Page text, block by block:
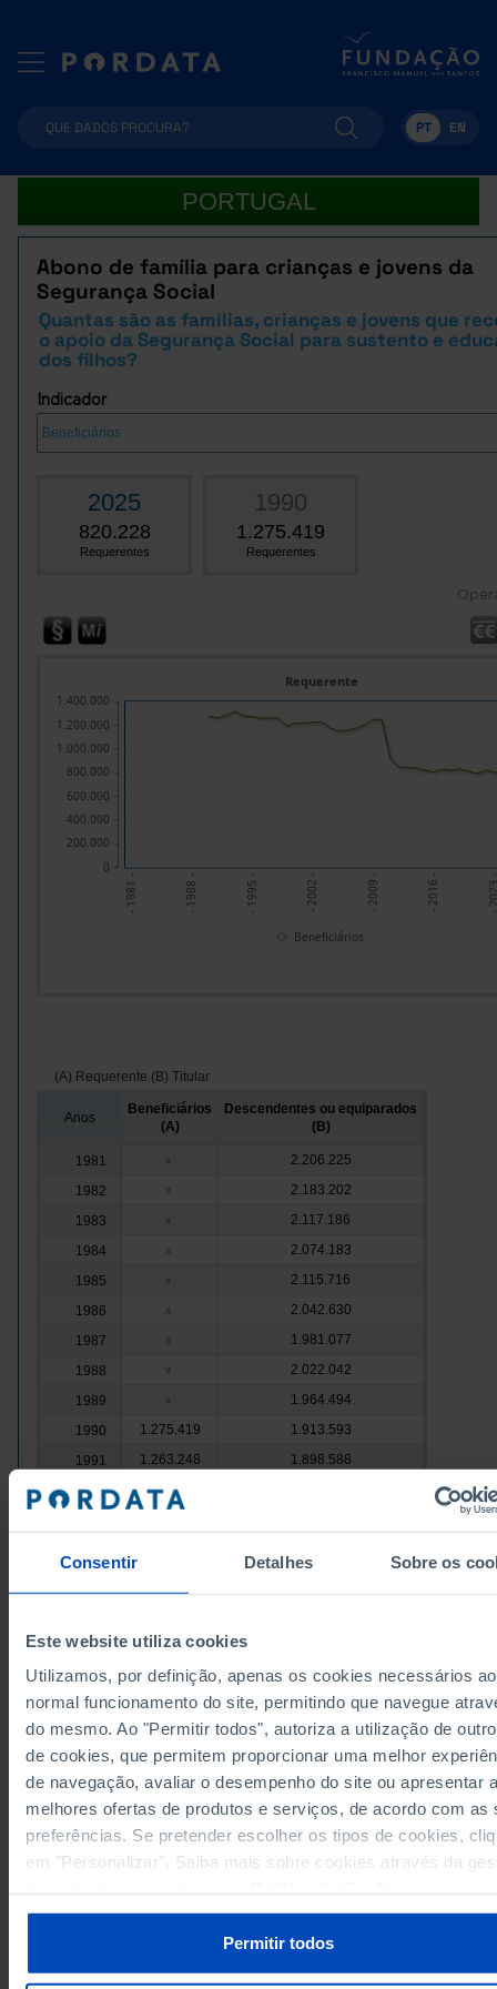
Consentir Detalhes Sobre os
Este website utiliza cookies
Utilizamos, por definição, apenas os cookies necessários ao
normal funcionamento do site, permitindo que navegue
do mesmo. Ao "Permitir todos", autoriza a utilização de
de cookies, que permitem proporcionar uma melhor
de navegação, avaliar o desempenho do site ou apresentar
melhores ofertas de produtos e serviços, de acordo com as
preferências. Se pretender escolher os tipos de cookies,
em "Personalizar". Saiba mais sobre cookies através da
Permitir todos
PT EN
PORTUGAL
Abono de família para crianças e jovens da
Segurança Social
Quantas são as famílias, crianças e jovens que
o apoio da Segurança Social para sustento e
dos filhos?
Indicador
2025
820.228
Requerentes
1990
1.275.419
Requerentes
- 1981 - - 1988 - - 1995 - - 2002 - - 2009 - - 2016 - -
Requerente
0
200.000
400.000
600.000
800.000
1.000.000
1.200.000
1.400.000
Beneficiários
(A) Requerente (B) Titular
Anos
Beneficiários
(A)
Descendentes ou equiparados
(B)
1981 x
2.206.225
1982
x
2.183.202
1983
x
2.117.186
1984
x
2.074.183
1985
x
2.115.716
1986
x
2.042.630
1987
x
1.981.077
1988
x
2.022.042
1989
x
1.964.494
1990
1.275.419
1.913.593
1991
1.263.248
1.898.588
1992
1.286.088
1997
1.261.076
1998
1.261.327
1.709.022
1999
1.195.116
1.814.267
2000
1.218.339
1.838.091
2001
1.219.131
1.831.356
2002
1.225.942
1.838.258
1.229.242
1.837.603
1.179.140
1.764.927
2006
1.159.485
1.747.487
1.780.751
2008
1.204.000
1.791.636
Última actualização: 2026-06-01
RELACIONADOS
Prestações familiares da Segurança Social em Portugal